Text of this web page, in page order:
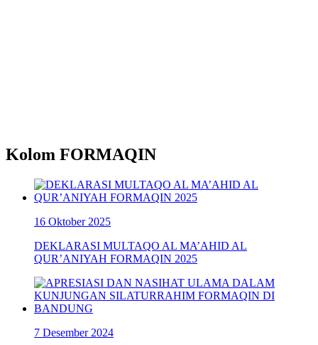
Kolom FORMAQIN
16 Oktober 2025
DEKLARASI MULTAQO AL MA’AHID AL
QUR’ANIYAH FORMAQIN 2025
7 Desember 2024